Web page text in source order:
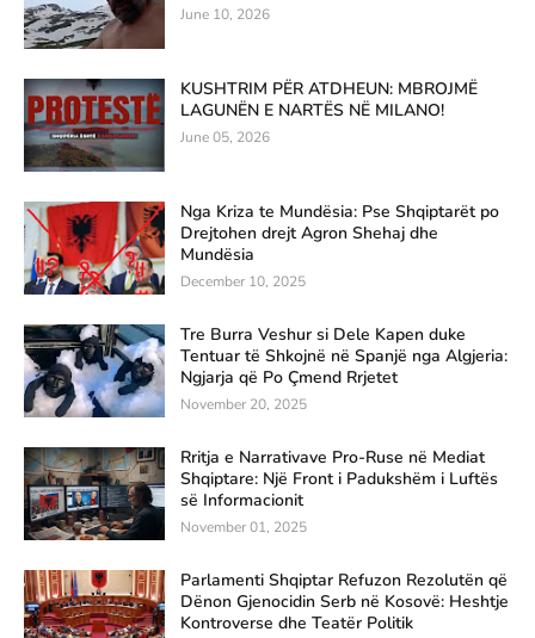
June 10, 2026
KUSHTRIM PËR ATDHEUN: MBROJMË
LAGUNËN E NARTËS NË MILANO!
June 05, 2026
Nga Kriza te Mundësia: Pse Shqiptarët po
Drejtohen drejt Agron Shehaj dhe
Mundësia
December 10, 2025
Tre Burra Veshur si Dele Kapen duke
Tentuar të Shkojnë në Spanjë nga Algjeria:
Ngjarja që Po Çmend Rrjetet
November 20, 2025
Rritja e Narrativave Pro-Ruse në Mediat
Shqiptare: Një Front i Padukshëm i Luftës
së Informacionit
November 01, 2025
Parlamenti Shqiptar Refuzon Rezolutën që
Dënon Gjenocidin Serb në Kosovë: Heshtje
Kontroverse dhe Teatër Politik